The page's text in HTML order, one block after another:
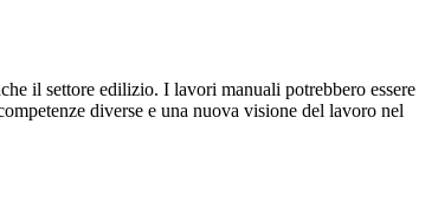
il settore edilizio. I lavori manuali potrebbero essere
diverse e una nuova visione del lavoro nel